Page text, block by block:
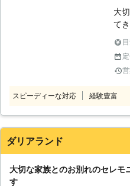
広
キ
く
い。 【当社の火葬車につい
目
ろ
体
火
大
て
あ
ト
る
う。 しかし、悲しんでばか
同
ただきま
スピーディーな対応 経験豊富
ダリアランド
大切な家族とのお別れのセレモ
す